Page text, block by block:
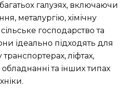
галузях, включаючи
металургію, хімічну
господарство та
ідеально підходять для
ліфтах,
та інших типах